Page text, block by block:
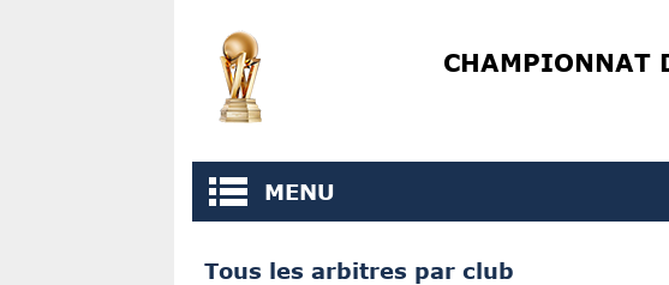
CHAMPIONNAT
MENU
Tous les arbitres par club